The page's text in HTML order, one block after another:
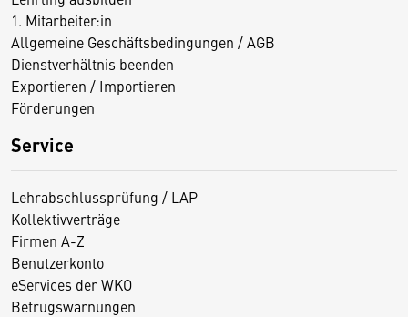
1. Mitarbeiter:in
Allgemeine Geschäftsbedingungen / AGB
Dienstverhältnis beenden
Exportieren / Importieren
Förderungen
Service
Lehrabschlussprüfung / LAP
Kollektivverträge
Firmen A-Z
Benutzerkonto
eServices der WKO
Betrugswarnungen